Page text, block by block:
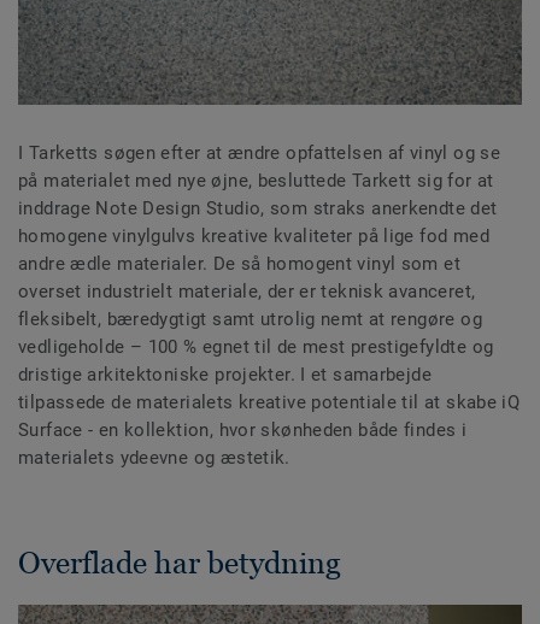
I Tarketts søgen efter at ændre opfattelsen af vinyl og se
på materialet med nye øjne, besluttede Tarkett sig for at
inddrage Note Design Studio, som straks anerkendte det
homogene vinylgulvs kreative kvaliteter på lige fod med
andre ædle materialer. De så homogent vinyl som et
overset industrielt materiale, der er teknisk avanceret,
fleksibelt, bæredygtigt samt utrolig nemt at rengøre og
vedligeholde – 100 % egnet til de mest prestigefyldte og
dristige arkitektoniske projekter. I et samarbejde
tilpassede de materialets kreative potentiale til at skabe iQ
Surface - en kollektion, hvor skønheden både findes i
materialets ydeevne og æstetik.
Overflade har betydning